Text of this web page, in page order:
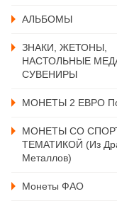
АЛЬБОМЫ
ЗНАКИ, ЖЕТОНЫ,
НАСТОЛЬНЫЕ
СУВЕНИРЫ
МОНЕТЫ 2 ЕВРО
МОНЕТЫ СО
ТЕМАТИКОЙ (из
Металлов)
Монеты ФАО